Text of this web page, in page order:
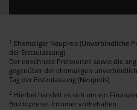
1 Ehemaliger Neupreis (Unverbindliche
der Erstzulassung).
Der errechnete Preisvorteil sowie die
gegenüber der ehemaligen
Tag der Erstzulassung (Neupreis).
2 Hierbei handelt es sich um ein
Bruttopreise. Irrtümer vorbehalten.